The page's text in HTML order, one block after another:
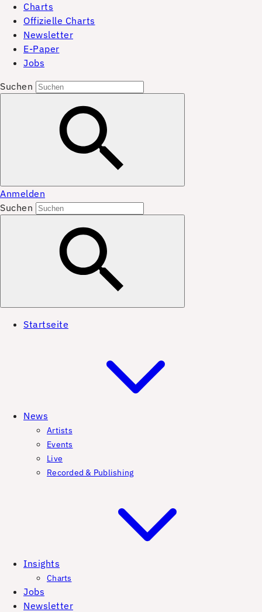
Charts
Offizielle Charts
Newsletter
E-Paper
Jobs
Suchen
Anmelden
Suchen
Startseite
News
Artists
Events
Live
Recorded & Publishing
Insights
Charts
Jobs
Newsletter